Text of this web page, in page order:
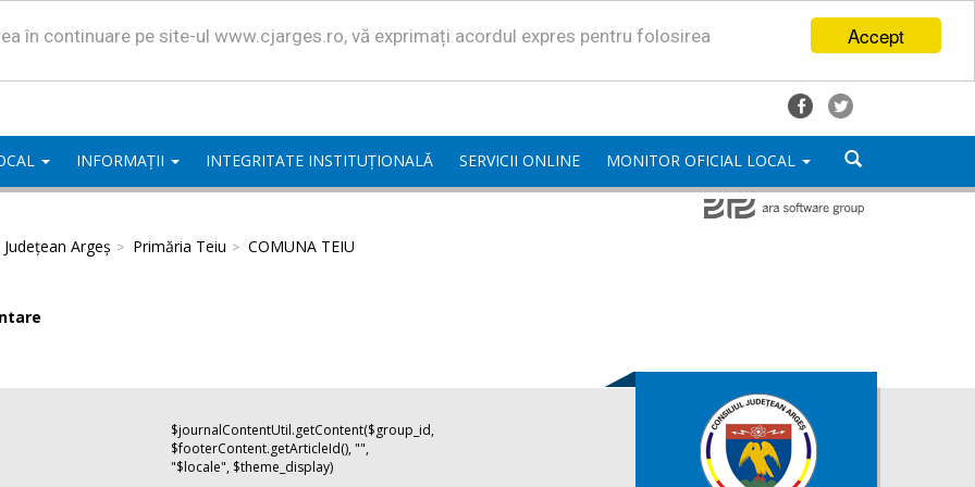
Accept
în continuare pe site-ul www.cjarges.ro, vă exprimați acordul expres pentru folosirea
INFORMAȚII INTEGRITATE INSTITUȚIONALĂ SERVICII ONLINE MONITOR OFICIAL LOCAL
Argeș Primăria Teiu COMUNA TEIU
$journalContentUtil.getContent($group_id,
$footerContent.getArticleId(), "",
"$locale", $theme_display)